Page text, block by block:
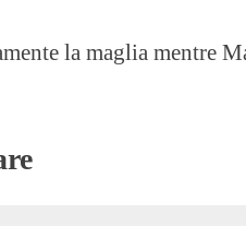
la maglia mentre